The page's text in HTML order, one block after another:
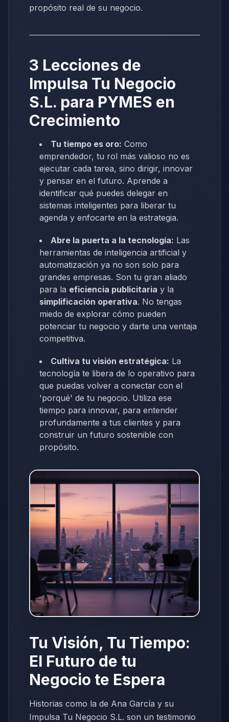
propósito real de su negocio.
3 Lecciones de
Impulsa Tu Negocio
S.L. para PYMES en
Crecimiento
Tu tiempo es oro: Como
emprendedor, tu rol más valioso no es
ejecutar cada tarea, sino dirigir, innovar
y pensar en el futuro. Aprende a
identificar qué puedes delegar en
sistemas inteligentes para liberar tu
agenda y enfocarte en la estrategia.
Abre la puerta a la tecnología: Las
herramientas de inteligencia artificial y
automatización ya no son solo para
grandes empresas. Son tu gran aliado
para la eficiencia publicitaria y la
simplificación operativa. No tengas
miedo de explorar cómo pueden
potenciar tu negocio y darte una ventaja
competitiva.
Cultiva tu visión estratégica: La
tecnología te libera de lo operativo para
que puedas volver a conectar con el
'porqué' de tu negocio. Utiliza ese
tiempo para innovar, para entender
profundamente a tus clientes y para
construir un futuro sostenible con
propósito.
Tu Visión, Tu Tiempo:
El Futuro de tu
Negocio te Espera
Historias como la de Ana García y su
Impulsa Tu Negocio S.L. son un testimonio